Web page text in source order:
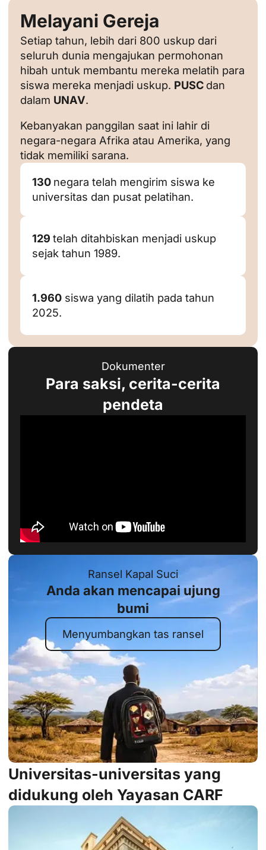
Melayani Gereja
Setiap tahun, lebih dari 800 uskup dari
seluruh dunia mengajukan permohonan
hibah untuk membantu mereka melatih para
siswa mereka menjadi uskup. PUSC dan
dalam UNAV.
Kebanyakan panggilan saat ini lahir di
negara-negara Afrika atau Amerika, yang
tidak memiliki sarana.
130 negara telah mengirim siswa ke
universitas dan pusat pelatihan.
129 telah ditahbiskan menjadi uskup
sejak tahun 1989.
1.960 siswa yang dilatih pada tahun
2025.
Dokumenter
Para saksi, cerita-cerita
pendeta
Ransel Kapal Suci
Anda akan mencapai ujung
bumi
Menyumbangkan tas ransel
Universitas-universitas yang
didukung oleh Yayasan CARF